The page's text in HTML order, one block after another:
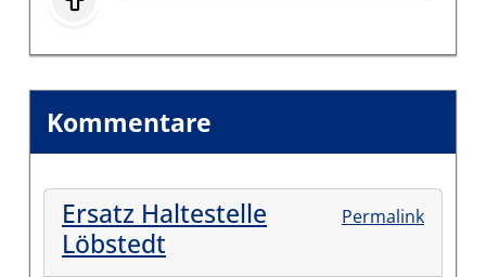
Kommentare
Ersatz Haltestelle
Löbstedt
Permalink